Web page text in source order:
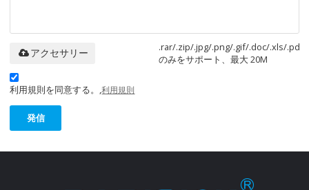
.rar/.zip/.jpg/.png/.gif/.doc/.xls/.pdf
のみをサポート、最大 20M
アクセサリー
利用規則を同意する。,利用規則
発信